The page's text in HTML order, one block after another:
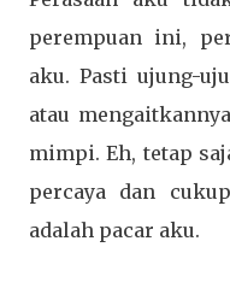
perempuan ini,
aku. Pasti ujung-
atau
mimpi. Eh, tetap
percaya dan
adalah pacar aku.